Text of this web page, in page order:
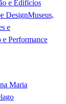
e Edifícios
DesignMuseus,
e
e Performance
Maria